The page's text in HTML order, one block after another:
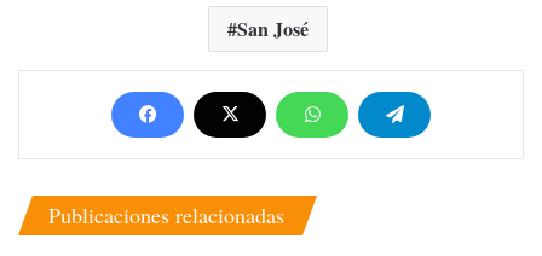
San José
Publicaciones relacionadas